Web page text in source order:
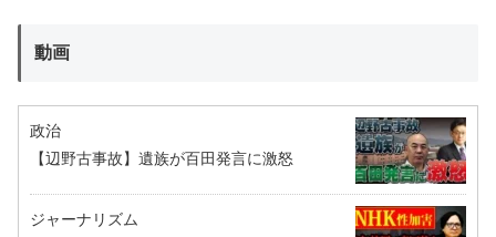
動画
政治
【辺野古事故】遺族が百田発言に激怒
ジャーナリズム